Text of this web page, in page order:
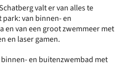
valt er van alles te
van binnen- en
en van een groot zwemmeer met
en laser gamen.
en buitenzwembad met